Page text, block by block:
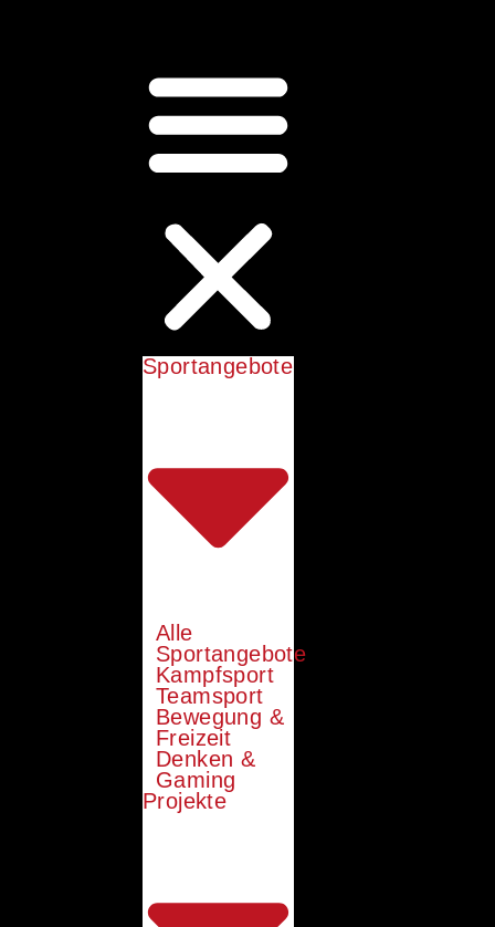
Sportangebote
Alle
Sportangebote
Kampfsport
Teamsport
Bewegung &
Freizeit
Denken &
Gaming
Projekte